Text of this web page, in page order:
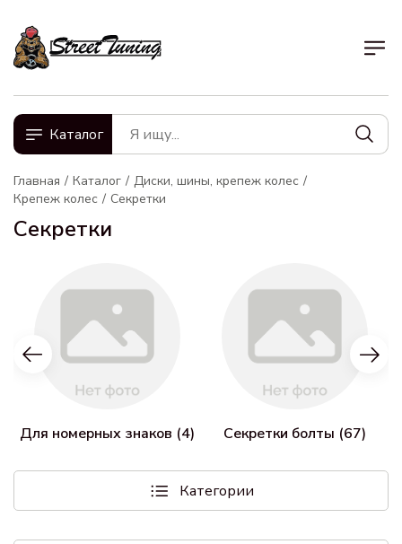
Каталог
Главная Каталог
Диски, шины, крепеж колес
Крепеж колес
Секретки
Секретки
Для номерных знаков (4) Секретки болты (67)
Категории